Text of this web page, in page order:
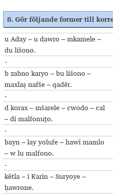
8. Gör följande former till
u Aday – u dawro – mkamele –
du lišono.
-
b zabno karyo – bu lišono –
maxlaṣ nafše – qadër.
-
d korax – mšarele – cwodo – cal
– di malfonuṯo.
-
bayn – lay yolufe – hawi mamlo
– w lu malfono.
-
këtla – i Karin – Suryoye –
ḥawrone.